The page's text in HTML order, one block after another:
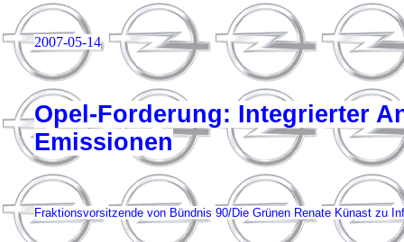
2007-05-14
Opel-Forderung: Integrierter
Emissionen
Fraktionsvorsitzende von Bündnis 90/Die Grünen Renate Künast zu